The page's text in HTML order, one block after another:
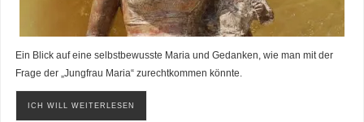
Ein Blick auf eine selbstbewusste Maria und Gedanken, wie man mit der
Frage der „Jungfrau Maria“ zurechtkommen könnte.
ICH WILL WEITERLESEN